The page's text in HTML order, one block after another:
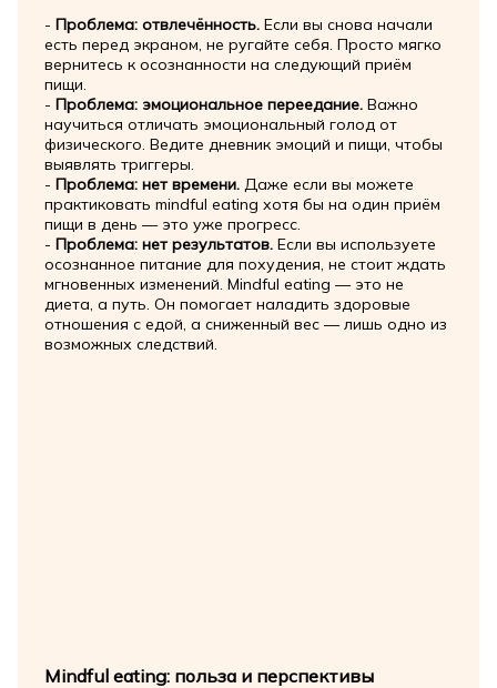
- Проблема: отвлечённость.Если вы снова начали
есть перед экраном, не ругайте себя. Просто мягко
вернитесь к осознанности на следующий приём
пищи.
- Проблема: эмоциональное переедание.Важно
научиться отличать эмоциональный голод от
физического. Ведите дневник эмоций и пищи, чтобы
выявлять триггеры.
- Проблема: нет времени.Даже если вы можете
практиковать mindful eating хотя бы на один приём
пищи в день — это уже прогресс.
- Проблема: нет результатов.Если вы используете
осознанное питание для похудения, не стоит ждать
мгновенных изменений. Mindful eating — это не
диета, а путь. Он помогает наладить здоровые
отношения с едой, а сниженный вес — лишь одно из
возможных следствий.
Mindful eating: польза и перспективы